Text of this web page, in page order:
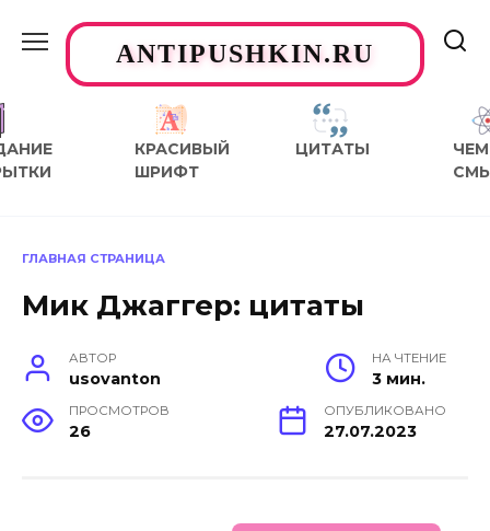
содержаниюANTIPUSHKIN.RU
КРАСИВЫЙ
ШРИФТ
ЦИТАТЫ
ЧЕМ
ГЛАВНАЯ СТРАНИЦА
Мик Джаггер: цитаты
АВТОР
usovanton
НА ЧТЕНИЕ
3 мин.
ПРОСМОТРОВ
26
ОПУБЛИКОВАНО
27.07.2023